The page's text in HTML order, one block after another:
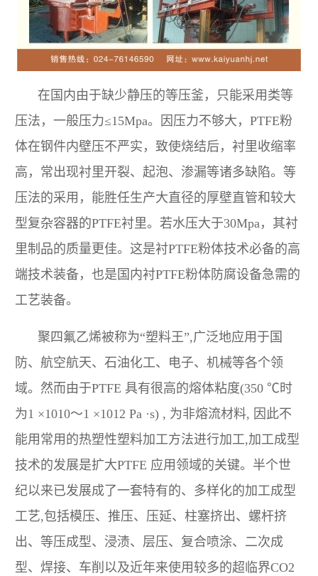
在国内由于缺少静压的等压釜，只能采用类等
压法，一般压力≤15Mpa。因压力不够大，PTFE粉
体在钢件内壁压不严实，致使烧结后，衬里收缩率
高，常出现衬里开裂、起泡、渗漏等诸多缺陷。等
压法的采用，能胜任生产大直径的厚壁直管和较大
型复杂容器的PTFE衬里。若水压大于30Mpa，其衬
里制品的质量更佳。这是衬PTFE粉体技术必备的高
端技术装备，也是国内衬PTFE粉体防腐设备急需的
工艺装备。
聚四氟乙烯被称为“塑料王”,广泛地应用于国
防、航空航天、石油化工、电子、机械等各个领
域。然而由于PTFE 具有很高的熔体粘度(350 ℃时
为1 ×1010～1 ×1012 Pa ·s) , 为非熔流材料, 因此不
能用常用的热塑性塑料加工方法进行加工,加工成型
技术的发展是扩大PTFE 应用领域的关键。半个世
纪以来已发展成了一套特有的、多样化的加工成型
工艺,包括模压、推压、压延、柱塞挤出、螺杆挤
出、等压成型、浸渍、层压、复合喷涂、二次成
型、焊接、车削以及近年来使用较多的超临界CO2